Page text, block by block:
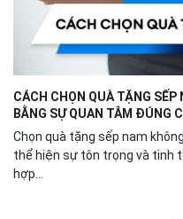
CÁCH CHỌN QUÀ TẶNG
BẰNG SỰ QUAN TÂM ĐÚNG
Chọn quà tặng sếp nam
thể hiện sự tôn trọng và tinh
hợp...